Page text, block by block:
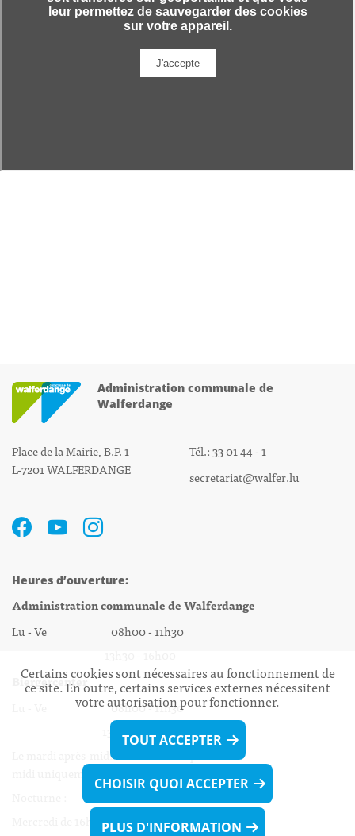
Administration communale de
Walferdange
Place de la Mairie, B.P. 1
L-7201 WALFERDANGE
Tél.: 33 01 44 - 1
secretariat@walfer.lu
Heures d’ouverture:
Administration communale de Walferdange
Lu - Ve 08h00 - 11h30
Biergercenter
Lu - Ve 08h00 - 11h30
13h30 - 16h00
Le mardi après-midi et le vendredi après-
midi uniquement sur Rdv.
Mercredi de 16h00 - 18h45 uniquement sur Rdv
Certains cookies sont nécessaires au fonctionnement de
ce site. En outre, certains services externes nécessitent
votre autorisation pour fonctionner.
TOUT ACCEPTER
CHOISIR QUOI ACCEPTER
PLUS D'INFORMATION